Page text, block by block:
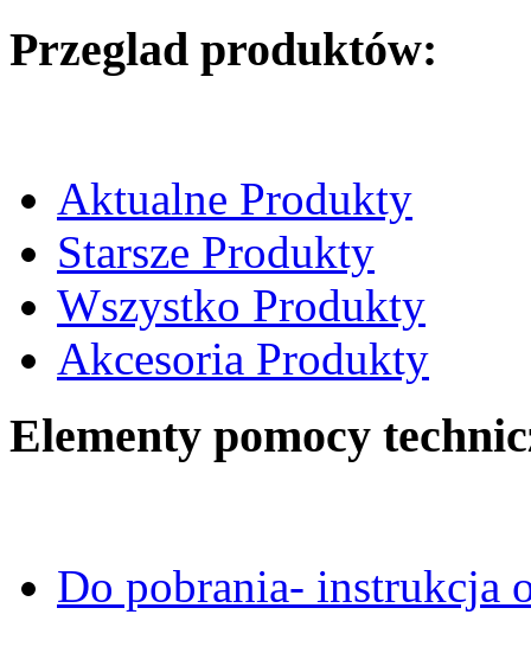
Przeglad produktów:
Aktualne Produkty
Starsze Produkty
Wszystko Produkty
Akcesoria Produkty
Elementy pomocy
Do pobrania- instrukcja